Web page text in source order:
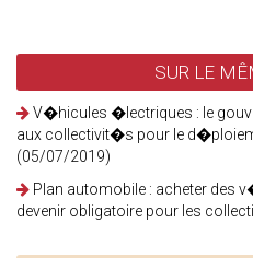
SUR LE
V�hicules �lectriques : le
aux collectivit�s pour le
(05/07/2019)
Plan automobile : acheter des
devenir obligatoire pour les